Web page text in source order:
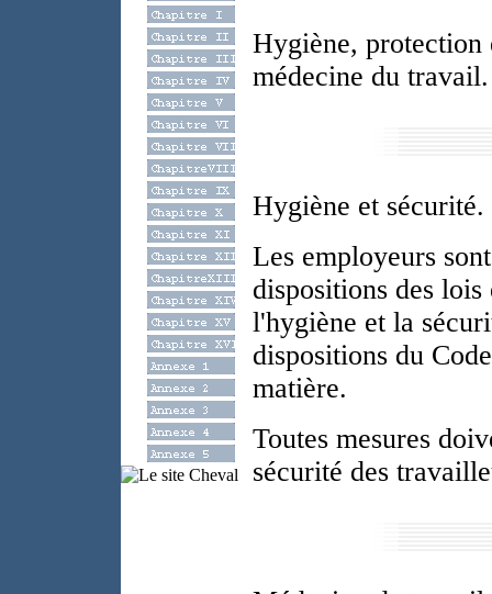
Hygiène, protection
médecine du travail.
Hygiène et sécurité.
Les employeurs
dispositions des
l'hygiène et la
dispositions du
matière.
Toutes mesures
sécurité des